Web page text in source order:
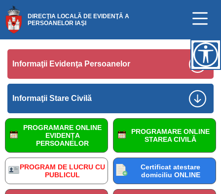
DIRECŢIA LOCALĂ DE EVIDENŢĂ A
PERSOANELOR IAŞI
Informaţii Evidenţa Persoanelor
Informaţii Stare Civilă
PROGRAM DE LUCRU CU
PUBLICUL
PROGRAMARE ONLINE
EVIDENȚA
PERSOANELOR
PROGRAMARE ONLINE
STAREA CIVILĂ
Certificat atestare
domiciliu ONLINE